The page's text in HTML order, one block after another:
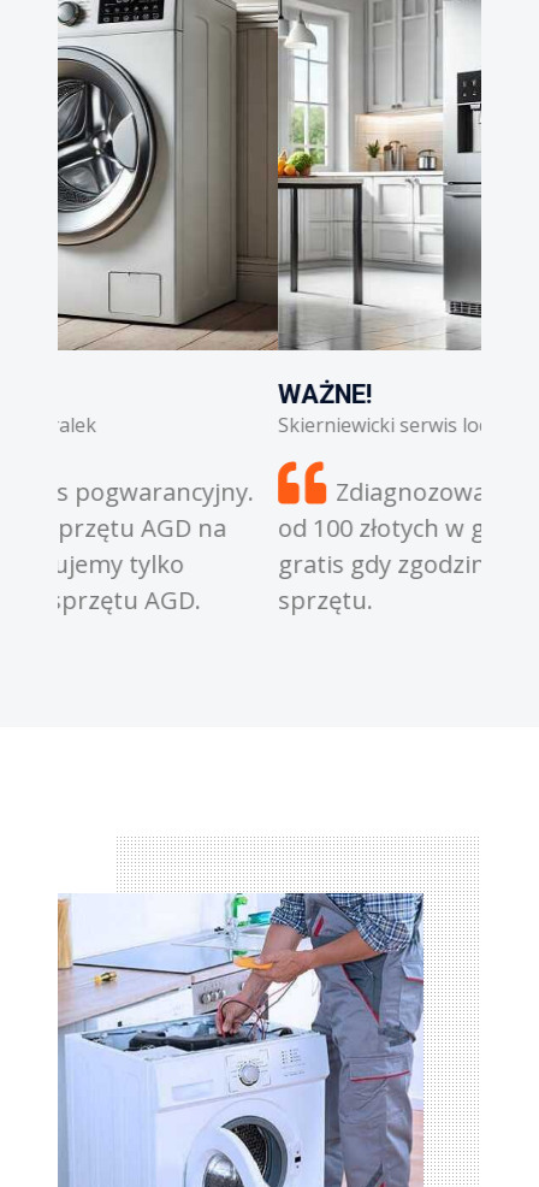
Skierniewicki serwis lodówek
Zdiagnozowanie awarii to koszt
od 100 złotych w górę. Diagnoza jest
gratis gdy zgodzimy się na naprawę
sprzętu.